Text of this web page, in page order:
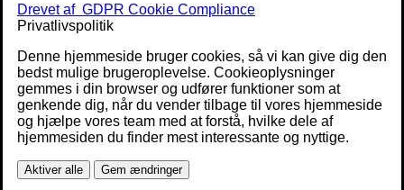
Drevet af GDPR Cookie Compliance
Privatlivspolitik
Denne hjemmeside bruger cookies, så vi kan give dig den
bedst mulige brugeroplevelse. Cookieoplysninger
gemmes i din browser og udfører funktioner som at
genkende dig, når du vender tilbage til vores hjemmeside
og hjælpe vores team med at forstå, hvilke dele af
hjemmesiden du finder mest interessante og nyttige.
Aktiver alle Gem ændringer